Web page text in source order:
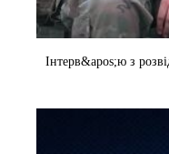
Інтерв&apos;ю з